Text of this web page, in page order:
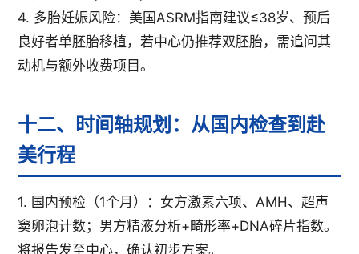
4. 多胎妊娠风险：美国ASRM指南建议≤38岁、预后
良好者单胚胎移植，若中心仍推荐双胚胎，需追问其
动机与额外收费项目。
十二、时间轴规划：从国内检查到赴
美行程
1. 国内预检（1个月）：女方激素六项、AMH、超声
窦卵泡计数；男方精液分析+畸形率+DNA碎片指数。
将报告发至中心，确认初步方案。